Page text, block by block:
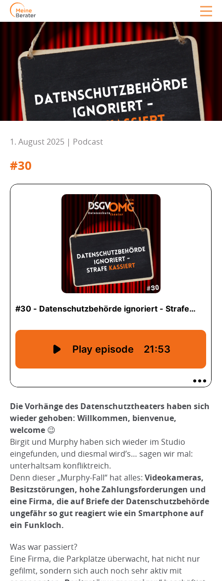
1. August 2025 | Podcast
#30
Die Vorhänge des Datenschutztheaters haben sich
wieder gehoben: Willkommen, bienvenue,
welcome 😉
Birgit und Murphy haben sich wieder im Studio
eingefunden, und diesmal wird’s… sagen wir mal:
unterhaltsam konfliktreich.
Denn dieser „Murphy-Fall“ hat alles: Videokameras,
Besitzstörungen, hohe Zahlungsforderungen und
eine Firma, die auf Briefe der Datenschutzbehörde
ungefähr so gut reagiert wie ein Smartphone auf
ein Funkloch.
Was war passiert?
Eine Firma, die Parkplätze überwacht, hat nicht nur
gefilmt, sondern sich auch noch sehr aktiv mit